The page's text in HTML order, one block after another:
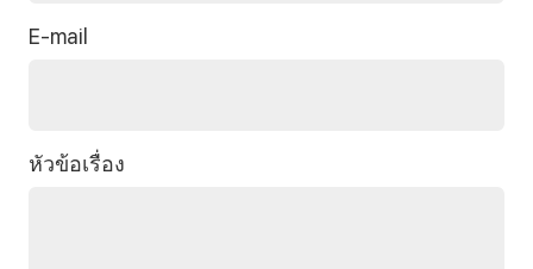
E-mail
หัวข้อเรื่อง